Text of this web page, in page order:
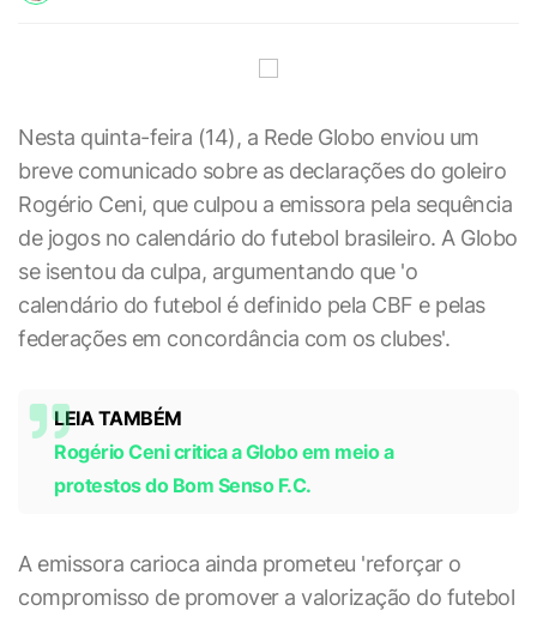
Nesta quinta-feira (14), a Rede Globo enviou um
breve comunicado sobre as declarações do goleiro
Rogério Ceni, que culpou a emissora pela sequência
de jogos no calendário do futebol brasileiro. A Globo
se isentou da culpa, argumentando que 'o
calendário do futebol é definido pela CBF e pelas
federações em concordância com os clubes'.
LEIA TAMBÉM
Rogério Ceni critica a Globo em meio a
protestos do Bom Senso F.C.
A emissora carioca ainda prometeu 'reforçar o
compromisso de promover a valorização do futebol